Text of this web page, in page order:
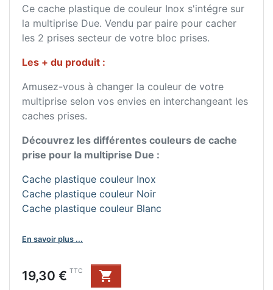
Ce cache plastique de couleur Inox s'intégre sur
la multiprise Due. Vendu par paire pour cacher
les 2 prises secteur de votre bloc prises.
Les + du produit :
Amusez-vous à changer la couleur de votre
multiprise selon vos envies en interchangeant les
caches prises.
Découvrez les différentes couleurs de cache
prise pour la multiprise Due :
Cache plastique couleur Inox
Cache plastique couleur Noir
Cache plastique couleur Blanc
En savoir plus ...
Prix
19,30 € TTC
